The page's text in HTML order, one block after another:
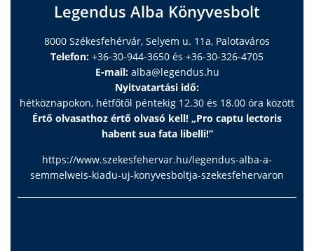
Legendus Alba Könyvesbolt
8000 Székesfehérvár, Selyem u. 11a, Palotaváros
Telefon: +36-30-944-3650 és +36-30-326-4705
E-mail: alba@legendus.hu
Nyitvatartási idő:
hétköznapokon, hétfőtől péntekig 12.30 és 18.00 óra között
Értő olvasathoz értő olvasó kell! „Pro captu lectoris
habent sua fata libelli!”
https://www.szekesfehervar.hu/legendus-alba-a-
semmelweis-kiadu-uj-konyvesboltja-szekesfehervaron